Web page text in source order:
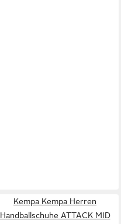
Kempa Kempa Herren
Handballschuhe ATTACK MID